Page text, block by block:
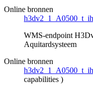
Online bronnen
h3dv2_1_A0500_t_ih
WMS-endpoint
Aquitardsysteem
Online bronnen
h3dv2_1_A0500_t_ih
capabilities )